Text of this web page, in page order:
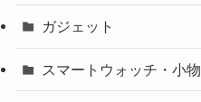
ガジェット
スマートウォッチ・小物